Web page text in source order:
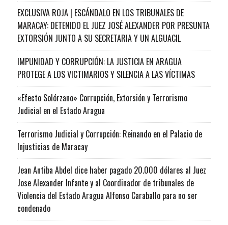
EXCLUSIVA ROJA | ESCÁNDALO EN LOS TRIBUNALES DE
MARACAY: DETENIDO EL JUEZ JOSÉ ALEXANDER POR PRESUNTA
EXTORSIÓN JUNTO A SU SECRETARIA Y UN ALGUACIL
IMPUNIDAD Y CORRUPCIÓN: LA JUSTICIA EN ARAGUA
PROTEGE A LOS VICTIMARIOS Y SILENCIA A LAS VÍCTIMAS
«Efecto Solórzano» Corrupción, Extorsión y Terrorismo
Judicial en el Estado Aragua
Terrorismo Judicial y Corrupción: Reinando en el Palacio de
Injusticias de Maracay
Jean Antiba Abdel dice haber pagado 20.000 dólares al Juez
Jose Alexander Infante y al Coordinador de tribunales de
Violencia del Estado Aragua Alfonso Caraballo para no ser
condenado